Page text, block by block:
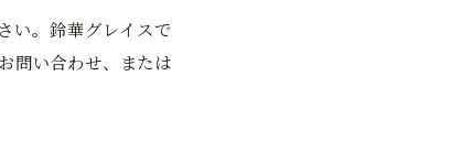
い。鈴華グレイスで
問い合わせ、または